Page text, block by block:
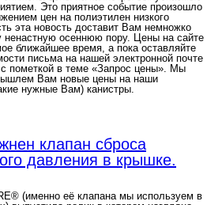
Это приятное событие произошло
цен на полиэтилен низкого
эта новость доставит Вам немножко
ненастную осеннюю пору. Цены на сайте
ближайшее время, а пока оставляйте
письма на нашей электронной почте
пометкой в теме «Запрос цены». Мы
Вам новые цены на наши
нужные Вам) канистры.
клапан сброса
давления в крышке.
(именно её клапана мы используем в